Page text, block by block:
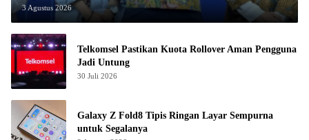
3 Agustus 2026
Telkomsel Pastikan Kuota Rollover Aman Pengguna
Jadi Untung
30 Juli 2026
Galaxy Z Fold8 Tipis Ringan Layar Sempurna
untuk Segalanya